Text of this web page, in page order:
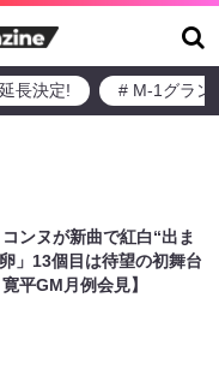
長決定! # M-1グラン
ンヌが新曲で紅白“出ま
」13個目は待望の初舞台
平GM月例会見】